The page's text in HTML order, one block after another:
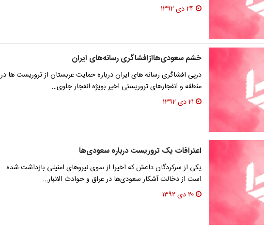
۲۴ دی ۱۳۹۲
خشم سعودی‌هاازافشاگری رسانه‌های ایران
درپی افشاگری رسانه های ایران درباره حمایت عربستان از تروریست ها در
منطقه و انفجارهای تروریستی اخیر بویژه انفجار جلوی…
۲۱ دی ۱۳۹۲
اعترافات یک تروریست درباره سعودی‌ها
یکی از سرکردگان داعش که اخیرا از سوی نیروهای امنیتی بازداشت شده
است از دخالت آشکار سعودی‌ها در عراق و حوادث الانبار…
۲۰ دی ۱۳۹۲